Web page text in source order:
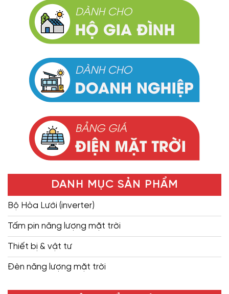
DANH MỤC SẢN PHẨM
Bộ Hòa Lưới (inverter)
Tấm pin năng lượng mặt trời
Thiết bị & vật tư
Đèn năng lượng mặt trời